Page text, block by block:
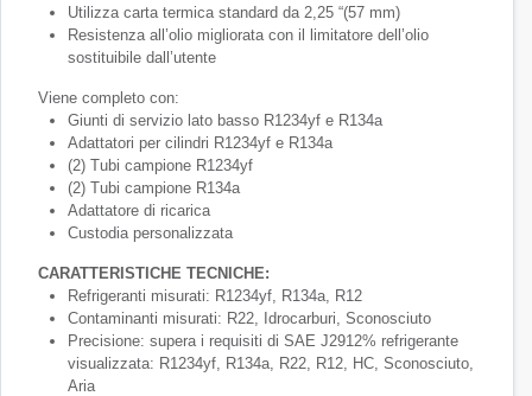
Utilizza carta termica standard da 2,25 “(57 mm)
Resistenza all’olio migliorata con il limitatore dell’olio
sostituibile dall’utente
Viene completo con:
Giunti di servizio lato basso R1234yf e R134a
Adattatori per cilindri R1234yf e R134a
(2) Tubi campione R1234yf
(2) Tubi campione R134a
Adattatore di ricarica
Custodia personalizzata
CARATTERISTICHE TECNICHE:
Refrigeranti misurati: R1234yf, R134a, R12
Contaminanti misurati: R22, Idrocarburi, Sconosciuto
Precisione: supera i requisiti di SAE J2912% refrigerante
visualizzata: R1234yf, R134a, R22, R12, HC, Sconosciuto,
Aria